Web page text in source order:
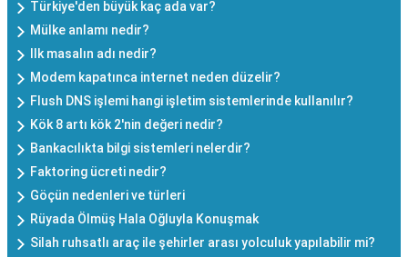
Türkiye'den büyük kaç ada var?
Mülke anlamı nedir?
Ilk masalın adı nedir?
Modem kapatınca internet neden düzelir?
Flush DNS işlemi hangi işletim sistemlerinde kullanılır?
Kök 8 artı kök 2'nin değeri nedir?
Bankacılıkta bilgi sistemleri nelerdir?
Faktoring ücreti nedir?
Göçün nedenleri ve türleri
Rüyada Ölmüş Hala Oğluyla Konuşmak
Silah ruhsatlı araç ile şehirler arası yolculuk yapılabilir mi?